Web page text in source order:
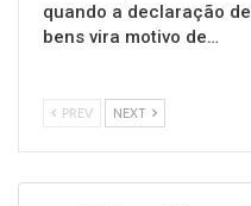
quando a declaração de
bens vira motivo de…
PREV NEXT